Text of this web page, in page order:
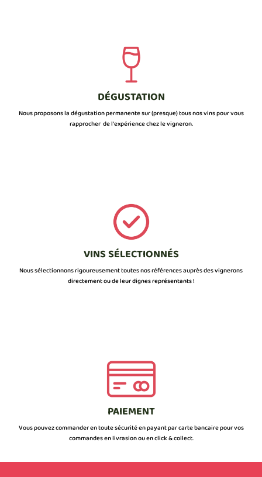
DÉGUSTATION
Nous proposons la dégustation permanente sur (presque) tous nos vins pour vous
rapprocher de l’expérience chez le vigneron.
VINS SÉLECTIONNÉS
Nous sélectionnons rigoureusement toutes nos références auprès des vignerons
directement ou de leur dignes représentants !
PAIEMENT
Vous pouvez commander en toute sécurité en payant par carte bancaire pour vos
commandes en livrasion ou en click & collect.